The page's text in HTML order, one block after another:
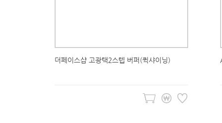
더페이스샵 고광택2스텝 버퍼(퀵샤이닝)